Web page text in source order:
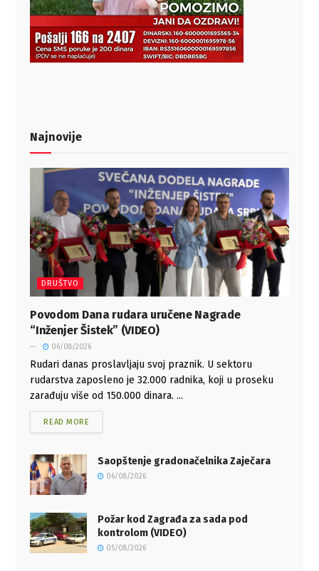
Najnovije
DRUŠTVO
Povodom Dana rudara uručene Nagrade
“Inženjer Šistek” (VIDEO)
06/08/2026
Rudari danas proslavljaju svoj praznik. U sektoru
rudarstva zaposleno je 32.000 radnika, koji u proseku
zarađuju više od 150.000 dinara. ...
READ MORE
Saopštenje gradonačelnika Zaječara
06/08/2026
Požar kod Zagrađa za sada pod
kontrolom (VIDEO)
05/08/2026